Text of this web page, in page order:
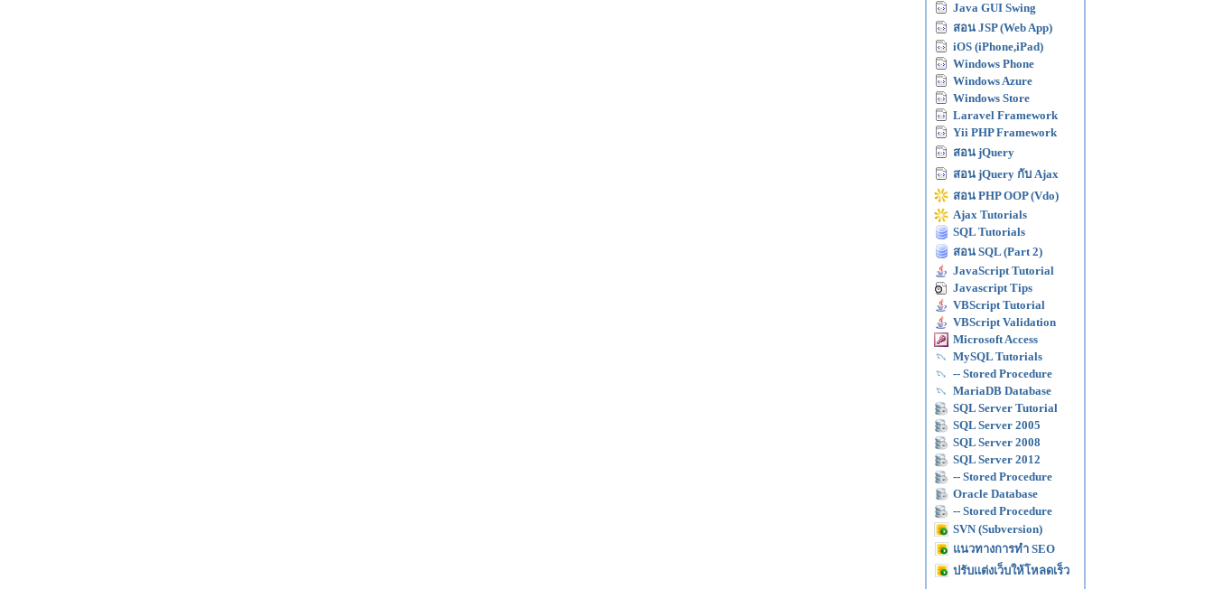
Java GUI Swing
สอน JSP (Web App)
iOS (iPhone,iPad)
Windows Phone
Windows Azure
Windows Store
Laravel Framework
Yii PHP Framework
สอน jQuery
สอน jQuery กับ Ajax
สอน PHP OOP (Vdo)
Ajax Tutorials
SQL Tutorials
สอน SQL (Part 2)
JavaScript Tutorial
Javascript Tips
VBScript Tutorial
VBScript Validation
Microsoft Access
MySQL Tutorials
-- Stored Procedure
MariaDB Database
SQL Server Tutorial
SQL Server 2005
SQL Server 2008
SQL Server 2012
-- Stored Procedure
Oracle Database
-- Stored Procedure
SVN (Subversion)
แนวทางการทำ SEO
ปรับแต่งเว็บให้โหลดเร็ว